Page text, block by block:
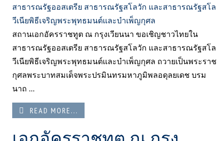
สถานเอกอัครราชทูต ณ กรุงเวียนนา ขอเชิญชาวไทยใน
สาธารณรัฐออสเตรีย สาธารณรัฐสโลวัก และสาธารณรัฐสโล
วีเนียพิธีเจริญพระพุทธมนต์และบำเพ็ญกุศล ถวายเป็นพระราช
กุศลพระบาทสมเด็จพระปรมินทรมหาภูมิพลอดุลยเดช บรม
นาถ ...
READ MORE...